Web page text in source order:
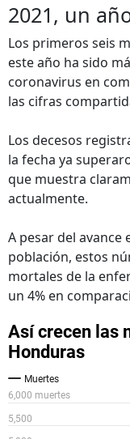
2021, un
Los primeros seis
este año ha sido
coronavirus en
las cifras
Los decesos
la fecha ya
que muestra
actualmente.
A pesar del avance
población, estos
mortales de la
un 4% en